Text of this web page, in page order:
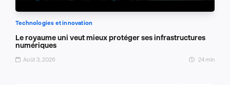
Technologies et innovation
Le royaume uni veut mieux protéger ses infrastructures
numériques
Août 3, 2026 24 min